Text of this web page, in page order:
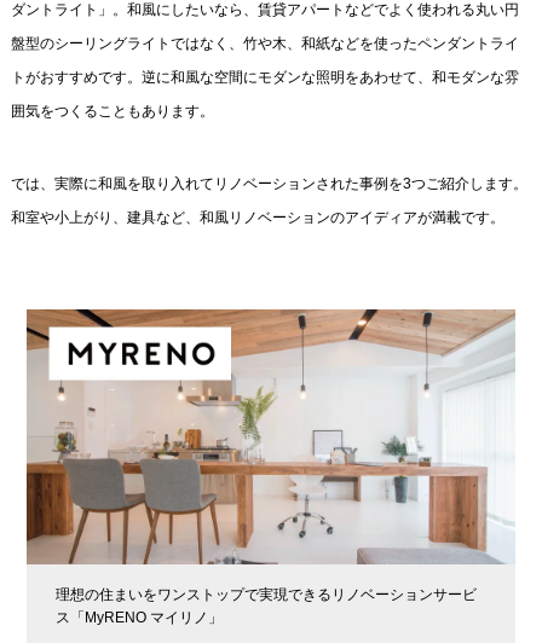
ダントライト」。和風にしたいなら、賃貸アパートなどでよく使われる丸い円
盤型のシーリングライトではなく、竹や木、和紙などを使ったペンダントライ
トがおすすめです。逆に和風な空間にモダンな照明をあわせて、和モダンな雰
囲気をつくることもあります。
では、実際に和風を取り入れてリノベーションされた事例を3つご紹介します。
和室や小上がり、建具など、和風リノベーションのアイディアが満載です。
理想の住まいをワンストップで実現できるリノベーションサービ
ス「MyRENO マイリノ」